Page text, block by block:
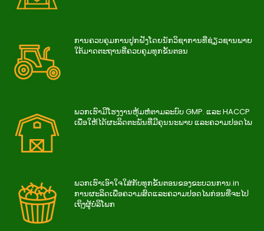
ການ​ຄວບ​ຄຸມ​ການ​ປູກ​ຝັງ​ໂດຍ​ນັກ​ວິ​ຊາ​ການ​ທີ່​ຊ່ຽວ​ຊານ​ພາຍ​
ໃຕ້​ມາດ​ຕະ​ຖານ​ທີ່​ຄວບ​ຄຸມ​ທຸກ​ຂັ້ນ​ຕອນ
ພວກເຮົາມີໂຮງງານຫຸ້ມຫໍ່ຕາມລະບົບ GMP. ແລະ HACCP
ເພື່ອໃຫ້ໄດ້ຜະລິດຕະພັນທີ່ມີຄຸນນະພາບ ແລະຄວາມປອດໄພ
ພວກ​ເຮົາ​ເອົາ​ໃຈ​ໃສ່​ກັບ​ທຸກ​ຂັ້ນ​ຕອນ​ຂອງ​ຂະ​ບວນ​ການ.in
ການ​ຜະ​ລິດ​ເພື່ອ​ຄວາມ​ສົດ​ແລະ​ຄວາມ​ປອດ​ໄພ​ກ່ອນ​ທີ່​ຈະ​ໄປ​
ເຖິງ​ຜູ້​ບໍ​ລິ​ໂພກ